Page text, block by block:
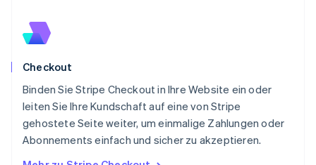
Checkout
Binden Sie Stripe Checkout in Ihre Website ein oder
leiten Sie Ihre Kundschaft auf eine von Stripe
gehostete Seite weiter, um einmalige Zahlungen oder
Abonnements einfach und sicher zu akzeptieren.
Português
Rumänien
Schweden
Schweiz
DeutschFrançaisItalianoEnglish
Singapur
English简体中文